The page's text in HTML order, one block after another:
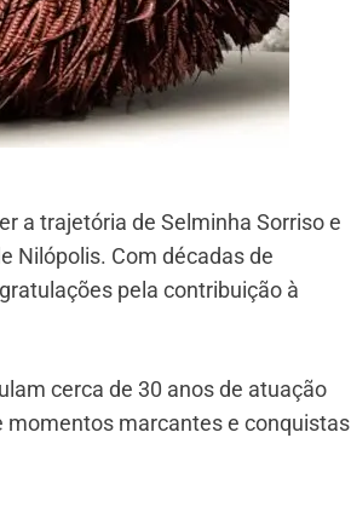
a trajetória de Selminha Sorriso e
Nilópolis. Com décadas de
pela contribuição à
cerca de 30 anos de atuação
momentos marcantes e conquistas